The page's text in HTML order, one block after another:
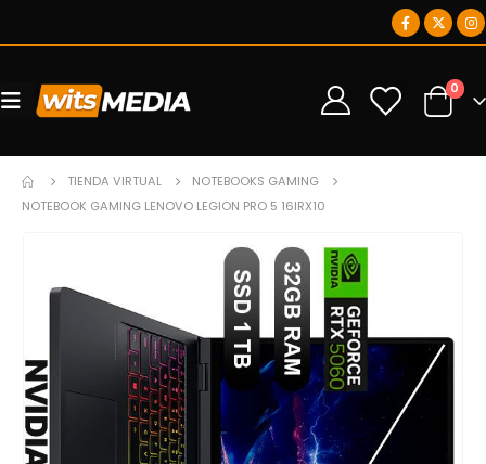
0 0
TIENDA VIRTUAL
NOTEBOOKS GAMING
NOTEBOOK GAMING LENOVO LEGION PRO 5 16IRX10